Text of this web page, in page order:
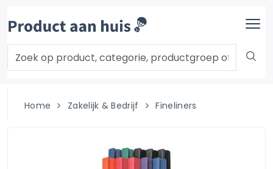
Home Zakelijk & Bedrijf Fineliners